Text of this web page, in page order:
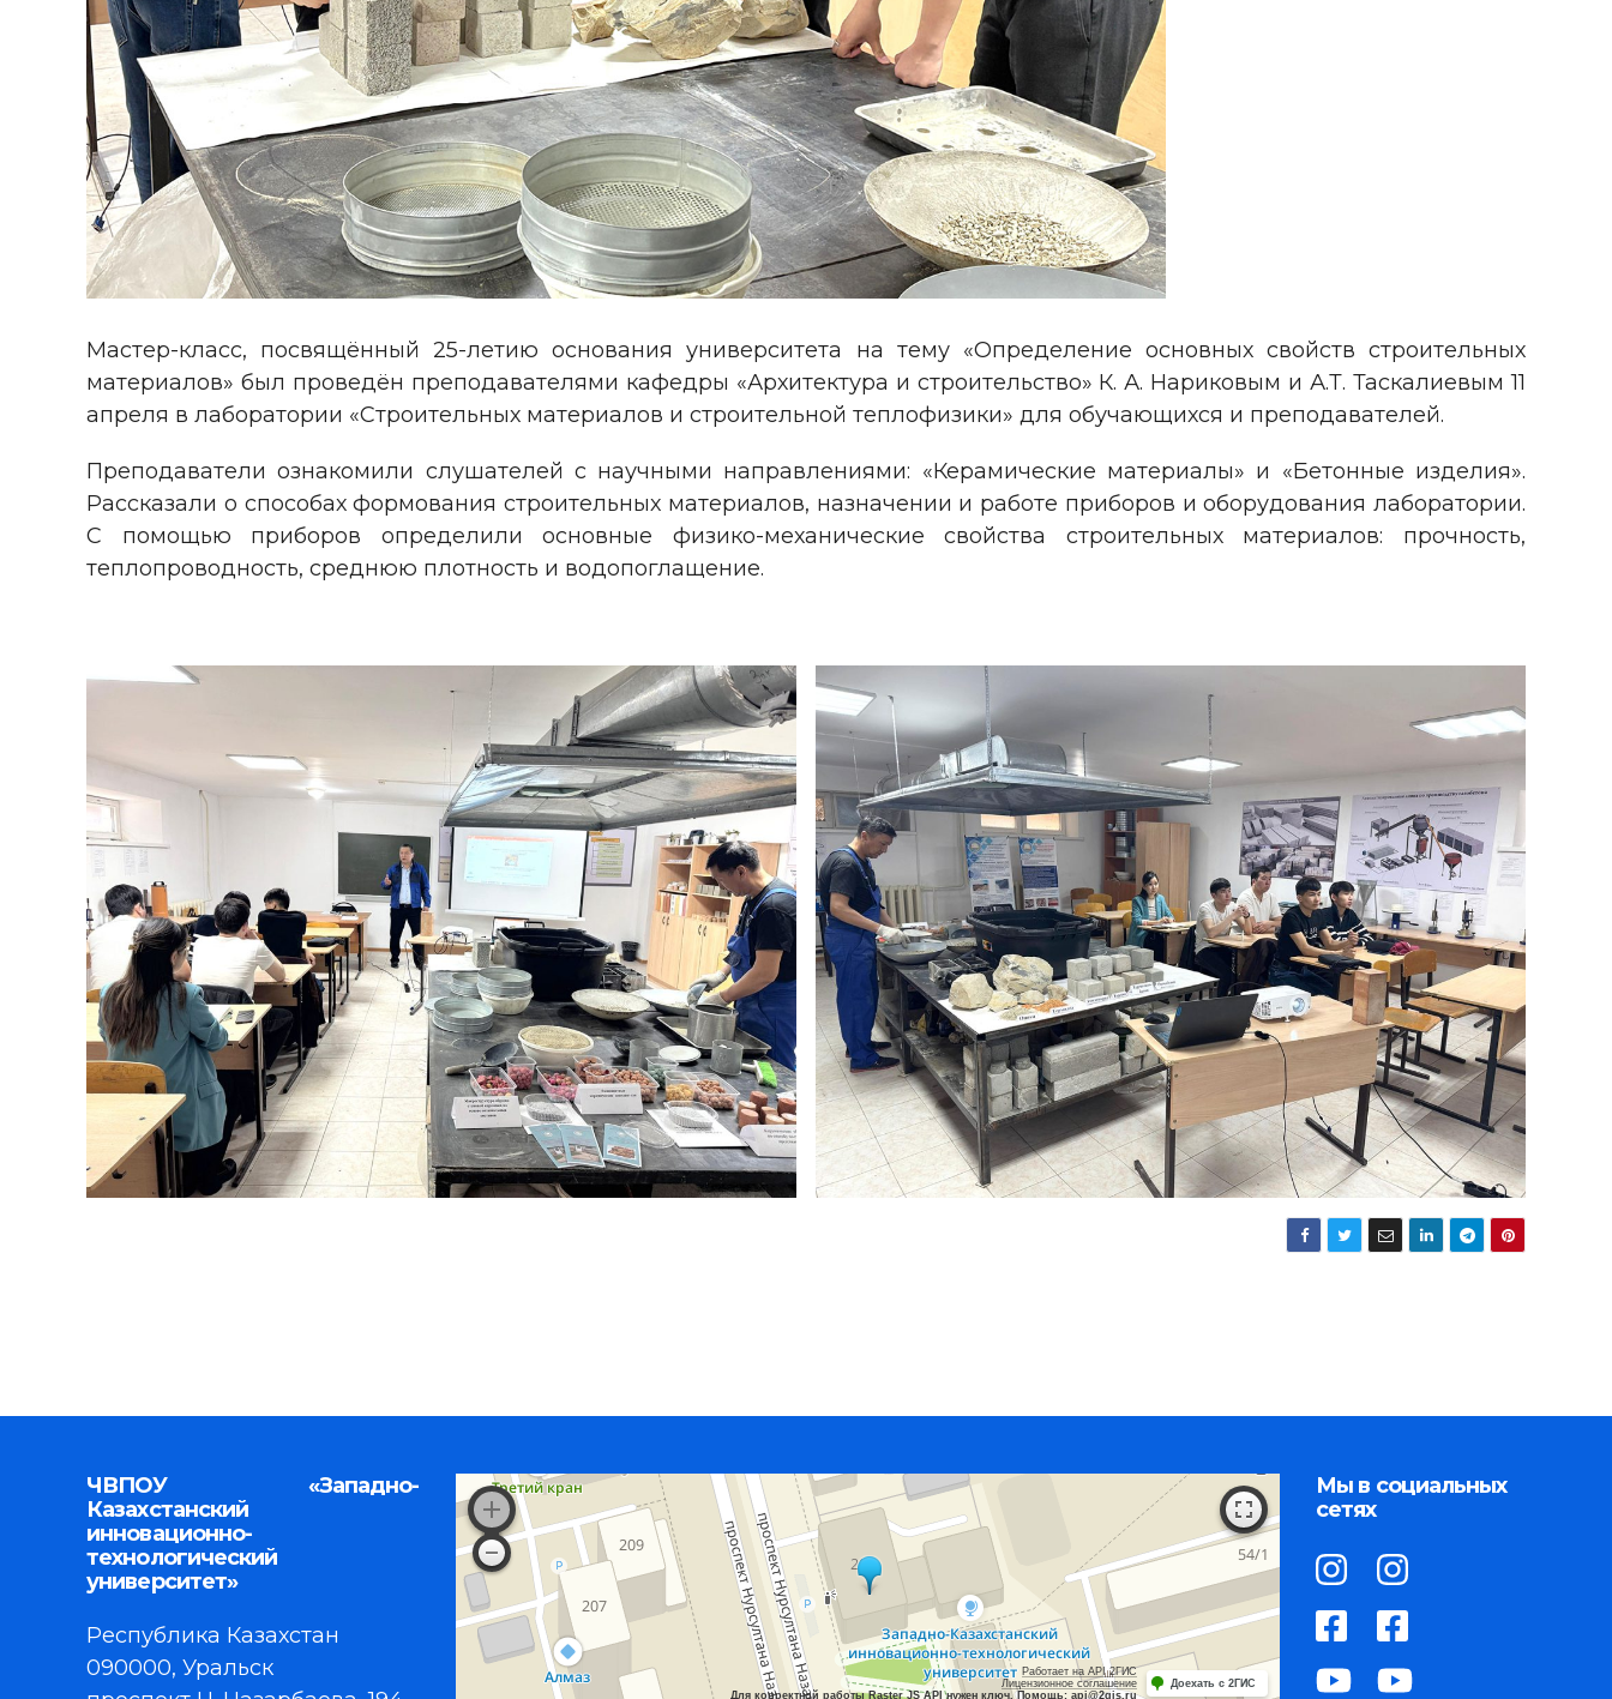
Мастер-класс, посвящённый 25-летию основания университета на тему «Определение основных свойств строительных
материалов» был проведён преподавателями кафедры «Архитектура и строительство» К. А. Нариковым и А.Т. Таскалиевым 11
апреля в лаборатории «Строительных материалов и строительной теплофизики» для обучающихся и преподавателей.
Преподаватели ознакомили слушателей с научными направлениями: «Керамические материалы» и «Бетонные изделия».
Рассказали о способах формования строительных материалов, назначении и работе приборов и оборудования лаборатории.
С помощью приборов определили основные физико-механические свойства строительных материалов: прочность,
теплопроводность, среднюю плотность и водопоглащение.
ЧВПОУ «Западно-
Казахстанский
инновационно-
технологический
университет»
Республика Казахстан
090000, Уральск
Работает на API 2ГИС
Лицензионное соглашение
Для корректной работы Raster JS API нужен ключ. Помощь: api@2gis.ru
Доехать с 2ГИС
Мы в социальных
сетях